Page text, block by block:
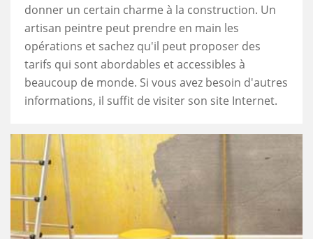
donner un certain charme à la construction. Un
artisan peintre peut prendre en main les
opérations et sachez qu'il peut proposer des
tarifs qui sont abordables et accessibles à
beaucoup de monde. Si vous avez besoin d'autres
informations, il suffit de visiter son site Internet.